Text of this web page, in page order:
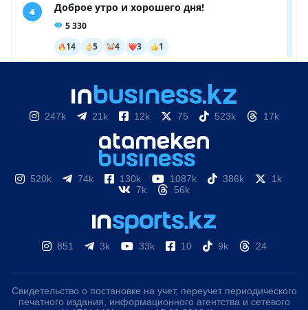
247k 21k 12k 75 523k 17k
520k 74k 130k 1087k 386k
1k
7k
56k
851 3k 33k 10 9k 24
Свидетельство о постановке на учет, переучет периодического
печатного издания, информационного агентства и сетевого